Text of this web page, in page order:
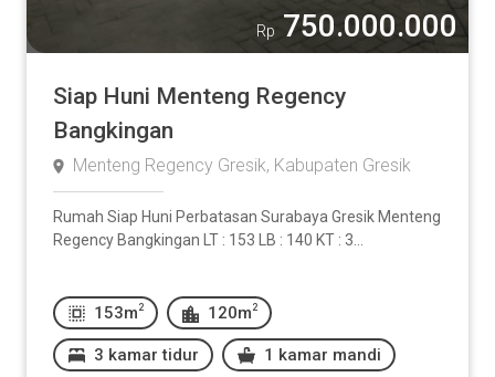
Rp 750.000.000
Siap Huni Menteng Regency
Bangkingan
Menteng Regency Gresik, Kabupaten Gresik
Rumah Siap Huni Perbatasan Surabaya Gresik Menteng
Regency Bangkingan LT : 153 LB : 140 KT : 3...
153m 2 120m 2
3 kamar tidur 1 kamar mandi